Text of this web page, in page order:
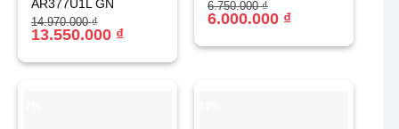
AR377U1L GN
14.970.000₫
Giá
gốc
13.550.000 ₫
Giá
hiện
13.550.000 ₫.
6.750.000₫
Giá
gốc
6.000.000 ₫
Giá
hiện
6.000.000 ₫.